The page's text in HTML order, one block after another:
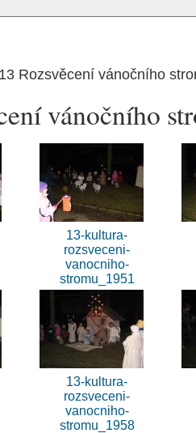
Rozsvěcení vánočního
vánočního
13-kultura-
rozsveceni-
vanocniho-
stromu_1951
13-kultura-
rozsveceni-
vanocniho-
stromu_1958